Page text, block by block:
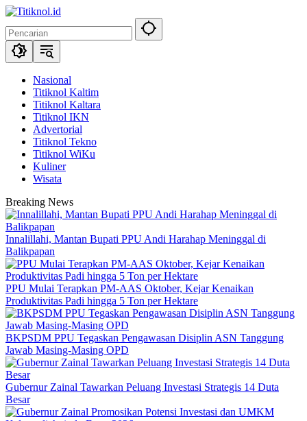
Langsung
konten
Nasional
Titiknol Kaltim
Titiknol Kaltara
Titiknol IKN
Advertorial
Titiknol Tekno
Titiknol WiKu
Kuliner
Wisata
Breaking News
Innalillahi, Mantan Bupati PPU Andi Harahap Meninggal di
Balikpapan
PPU Mulai Terapkan PM-AAS Oktober, Kejar Kenaikan
Produktivitas Padi hingga 5 Ton per Hektare
BKPSDM PPU Tegaskan Pengawasan Disiplin ASN Tanggung
Jawab Masing-Masing OPD
Gubernur Zainal Tawarkan Peluang Investasi Strategis 14 Duta
Besar